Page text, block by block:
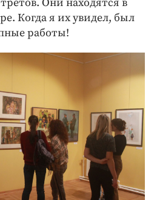
Когда я их увидел, был
работы!